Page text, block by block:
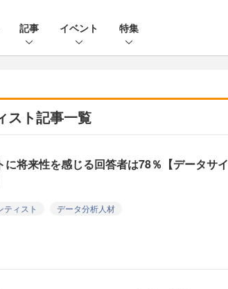
記事 イベント 特集
スト記事一覧
に将来性を感じる回答者は78％【データサイ
ティスト
データ分析人材